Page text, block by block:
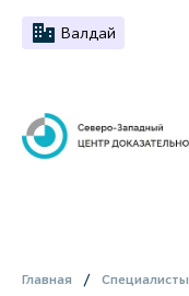
Валдай
Главная Специалисты